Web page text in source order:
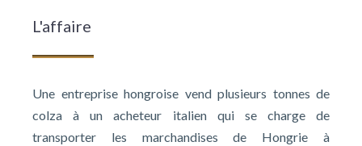
L'affaire
Une entreprise hongroise vend plusieurs tonnes de
colza à un acheteur italien qui se charge de
transporter les marchandises de Hongrie à